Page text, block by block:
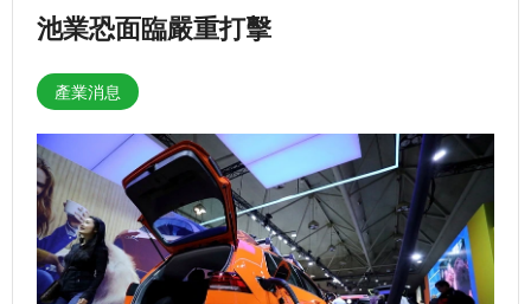
池業恐面臨嚴重打擊
產業消息